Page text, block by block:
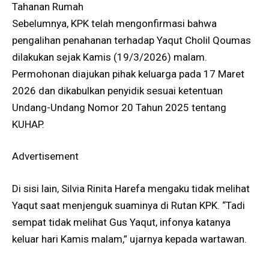
Tahanan Rumah
Sebelumnya, KPK telah mengonfirmasi bahwa
pengalihan penahanan terhadap Yaqut Cholil Qoumas
dilakukan sejak Kamis (19/3/2026) malam.
Permohonan diajukan pihak keluarga pada 17 Maret
2026 dan dikabulkan penyidik sesuai ketentuan
Undang-Undang Nomor 20 Tahun 2025 tentang
KUHAP.
Advertisement
Di sisi lain, Silvia Rinita Harefa mengaku tidak melihat
Yaqut saat menjenguk suaminya di Rutan KPK. “Tadi
sempat tidak melihat Gus Yaqut, infonya katanya
keluar hari Kamis malam,” ujarnya kepada wartawan.